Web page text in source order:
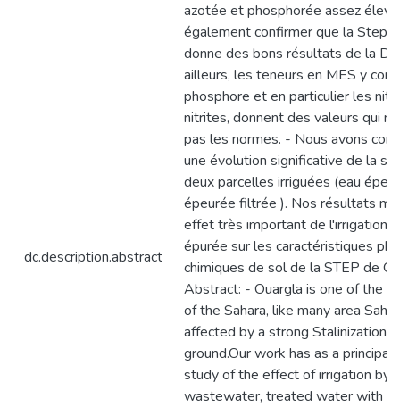
dc.description.abstract
azotée et phosphorée assez
également confirmer que la Step
donne des bons résultats de la
ailleurs, les teneurs en MES y
phosphore et en particulier les
nitrites, donnent des valeurs qui
pas les normes. - Nous avons
une évolution significative de la
deux parcelles irriguées (eau
épeurée filtrée ). Nos résultats
effet très important de l'irrigation
épurée sur les caractéristiques
chimiques de sol de la STEP de
Abstract: - Ouargla is one of the
of the Sahara, like many area
affected by a strong Stalinization
ground.Our work has as a
study of the effect of irrigation by
wastewater, treated water with